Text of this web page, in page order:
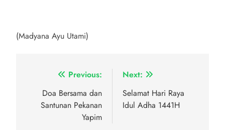
(Madyana Ayu Utami)
Navigasi
pos
Previous:
Doa Bersama dan
Santunan Pekanan
Yapim
Next:
Selamat Hari Raya
Idul Adha 1441H